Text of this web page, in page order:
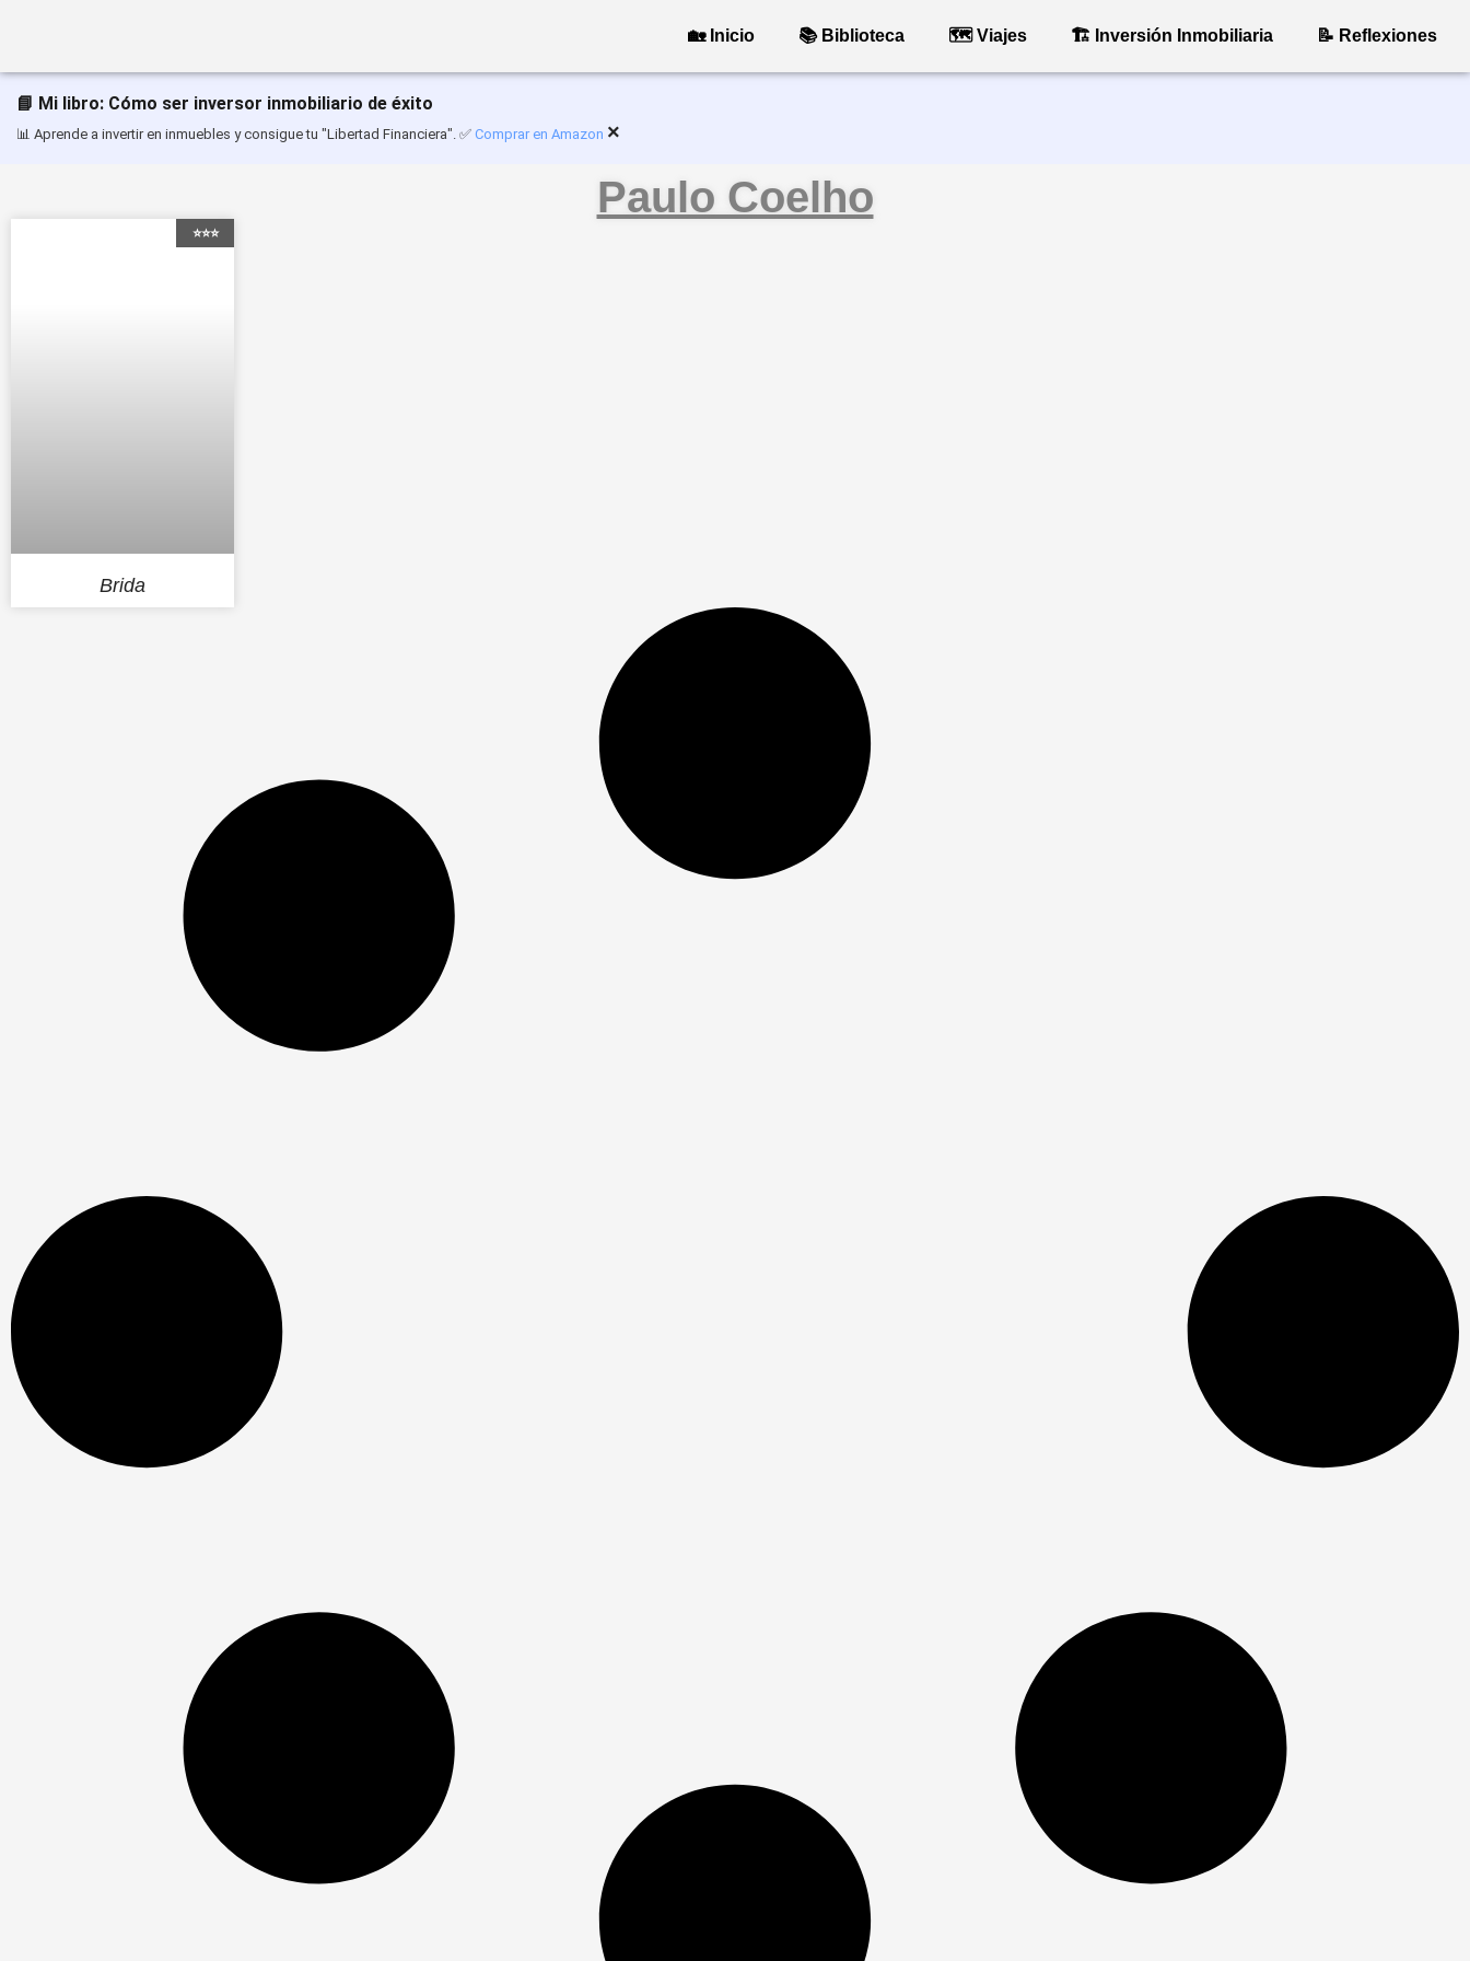
🏡 Inicio 📚 Biblioteca 🗺 Viajes 🏗 Inversión Inmobiliaria 📝 Reflexiones
📘 Mi libro: Cómo ser inversor inmobiliario de éxito
📊 Aprende a invertir en inmuebles y consigue tu "Libertad Financiera". ✅ Comprar en Amazon ×
Paulo Coelho
⭐⭐⭐
Brida